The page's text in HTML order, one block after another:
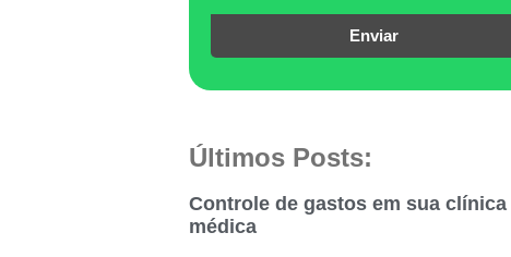
Enviar
Últimos Posts:
Controle de gastos em sua clínica
médica